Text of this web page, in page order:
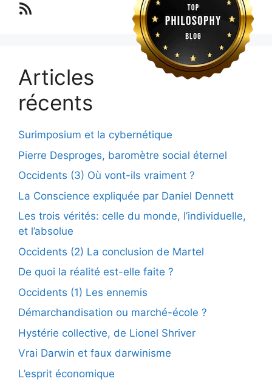
Lo blog Surimposium
Articles
récents
Surimposium et la cybernétique
Pierre Desproges, baromètre social éternel
Occidents (3) Où vont-ils vraiment ?
La Conscience expliquée par Daniel Dennett
Les trois vérités: celle du monde, l’individuelle,
et l’absolue
Occidents (2) La conclusion de Martel
De quoi la réalité est-elle faite ?
Occidents (1) Les ennemis
Démarchandisation ou marché-école ?
Hystérie collective, de Lionel Shriver
Vrai Darwin et faux darwinisme
L’esprit économique